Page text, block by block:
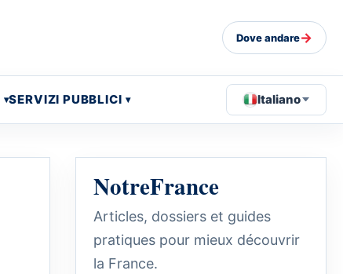
Dove andare→
SERVIZI PUBBLICI Italiano
NotreFrance
Articles, dossiers et guides
pratiques pour mieux découvrir
la France.